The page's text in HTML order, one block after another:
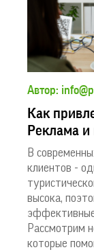
Автор:
Как
Реклама
В
клиентов -
высока,
эффективные
Рассмотрим
которые